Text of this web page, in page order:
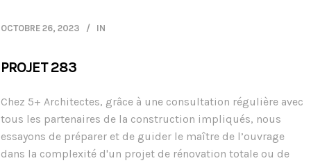
OCTOBRE 26, 2023 IN
PROJET 283
Chez 5+ Architectes, grâce à une consultation régulière avec
tous les partenaires de la construction impliqués, nous
essayons de préparer et de guider le maître de l’ouvrage
dans la complexité d'un projet de rénovation totale ou de